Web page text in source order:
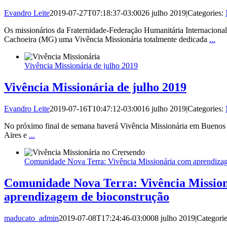
Evandro Leite2019-07-27T07:18:37-03:0026 julho 2019|Categories:
Os missionários da Fraternidade-Federação Humanitária
Cachoeira (MG) uma Vivência Missionária totalmente dedicada ...
Vivência Missionária de julho 2019
Vivência Missionária de julho 2019
Evandro Leite2019-07-16T10:47:12-03:0016 julho 2019|Categories:
No próximo final de semana haverá Vivência Missionária em
Aires e ...
Comunidade Nova Terra: Vivência Missionária com
Comunidade Nova Terra: Vivência
aprendizagem de bioconstrução
maducato_admin2019-07-08T17:24:46-03:0008 julho 2019|